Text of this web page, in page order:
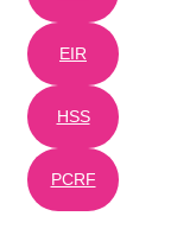
EIR
HSS
PCRF